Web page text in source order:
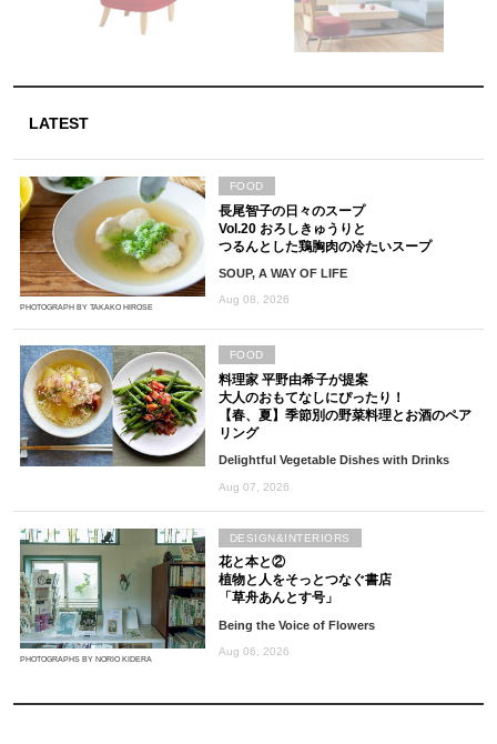
LATEST
PHOTOGRAPH BY TAKAKO HIROSE
長尾智子の日々のスープ
Vol.20 おろしきゅうりと
つるんとした鶏胸肉の冷たいスープ
SOUP, A WAY OF LIFE
Aug 08, 2026
FOOD
料理家 平野由希子が提案
大人のおもてなしにぴったり！
【春、夏】季節別の野菜料理とお酒のペア
リング
Delightful Vegetable Dishes with Drinks
Aug 07, 2026
FOOD
PHOTOGRAPHS BY NORIO KIDERA
花と本と②
植物と人をそっとつなぐ書店
「草舟あんとす号」
Being the Voice of Flowers
Aug 06, 2026
DESIGN&INTERIORS